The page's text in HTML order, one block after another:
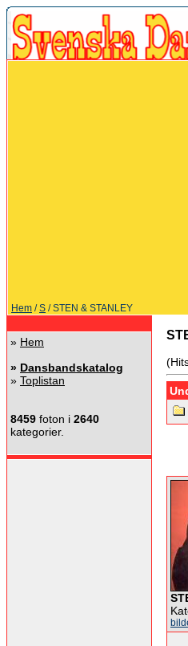
Hem /S / STEN & STANLEY
» Hem
» Dansbandskatalog
» Toplistan
8459 foton i 2640
kategorier.